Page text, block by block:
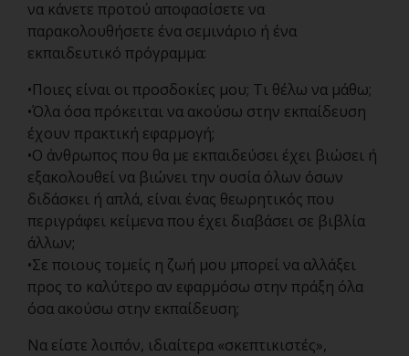
να κάνετε προτού αποφασίσετε να
παρακολουθήσετε ένα σεμινάριο ή ένα
εκπαιδευτικό πρόγραμμα:
•Ποιες είναι οι προσδοκίες μου; Τι θέλω να μάθω;
•Όλα όσα πρόκειται να ακούσω στην εκπαίδευση
έχουν πρακτική εφαρμογή;
•Ο άνθρωπος που θα με εκπαιδεύσει έχει βιώσει ή
εξακολουθεί να βιώνει την ουσία όλων όσων
διδάσκει ή απλά, είναι ένας θεωρητικός που
περιγράφει κείμενα που έχει διαβάσει σε βιβλία
άλλων;
•Σε ποιους τομείς η ζωή μου μπορεί να αλλάξει
προς το καλύτερο αν εφαρμόσω στην πράξη όλα
όσα ακούσω στην εκπαίδευση;
Να είστε λοιπόν, ιδιαίτερα «σκεπτικιστές»,